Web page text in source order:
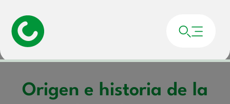
Portada»
Origen e historia de la